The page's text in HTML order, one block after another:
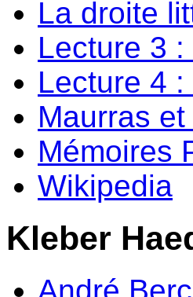
La droite
Lecture 3
Lecture 4
Maurras
Mémoires
Wikipedia
Kleber